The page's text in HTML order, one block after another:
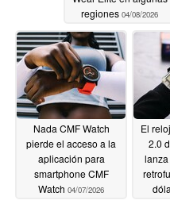
regiones 04/08/2026
Nada CMF Watch
pierde el acceso a la
aplicación para
smartphone CMF
Watch 04/07/2026
El
2.0